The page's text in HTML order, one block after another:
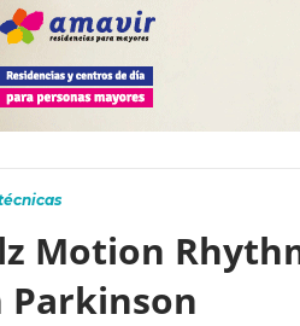
Motion
Parkinson